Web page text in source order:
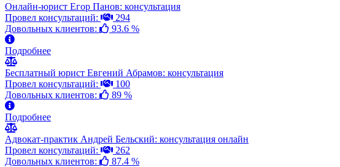
Онлайн-юрист Егор Панов: консультация
Провел консультаций:
294
Довольных клиентов:
93.6 %
Подробнее
Бесплатный юрист Евгений Абрамов: консультация
Провел консультаций:
100
Довольных клиентов:
89 %
Подробнее
Адвокат-практик Андрей Бельский: консультация онлайн
Провел консультаций:
262
Довольных клиентов:
87.4 %